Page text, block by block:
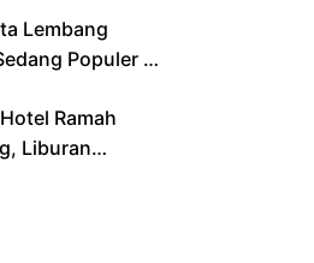
Lembang
Populer di
Ramah
Liburan